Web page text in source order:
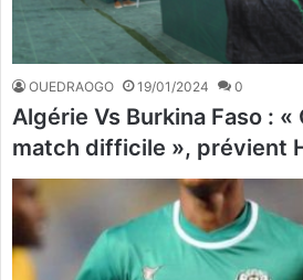
OUEDRAOGO 19/01/2024 0
Algérie Vs Burkina Faso : «
match difficile », prévient